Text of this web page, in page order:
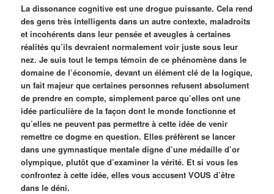
La dissonance cognitive est une drogue puissante. Cela rend
des gens très intelligents dans un autre contexte, maladroits
et incohérents dans leur pensée et aveugles à certaines
réalités qu’ils devraient normalement voir juste sous leur
nez. Je suis tout le temps témoin de ce phénomène dans le
domaine de l’économie, devant un élément clé de la logique,
un fait majeur que certaines personnes refusent absolument
de prendre en compte, simplement parce qu’elles ont une
idée particulière de la façon dont le monde fonctionne et
qu’elles ne peuvent pas permettre à cette idée de venir
remettre ce dogme en question. Elles préfèrent se lancer
dans une gymnastique mentale digne d’une médaille d’or
olympique, plutôt que d’examiner la vérité. Et si vous les
confrontez à cette idée, elles vous accusent VOUS d’être
dans le déni.